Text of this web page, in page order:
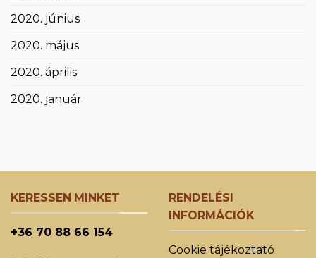
2020. június
2020. május
2020. április
2020. január
KERESSEN MINKET
+36 70 88 66 154
RENDELÉSI
INFORMÁCIÓK
Cookie tájékoztató